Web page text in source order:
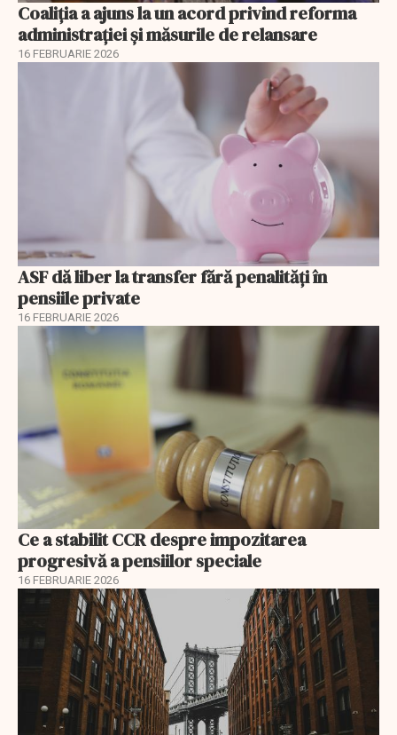
Coaliția a ajuns la un acord privind reforma
administrației și măsurile de relansare
16 FEBRUARIE 2026
ASF dă liber la transfer fără penalități în
pensiile private
16 FEBRUARIE 2026
Ce a stabilit CCR despre impozitarea
progresivă a pensiilor speciale
16 FEBRUARIE 2026